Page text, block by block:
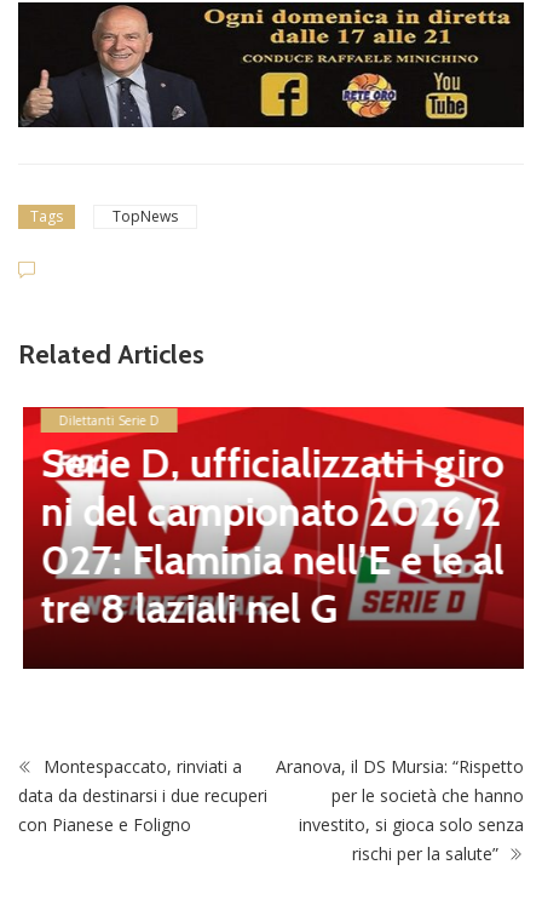
Tags TopNews
Related Articles
Dilettanti Serie D
Serie D, ufficializzati i giro
ni del campionato 2026/2
027: Flaminia nell’E e le al
tre 8 laziali nel G
Montespaccato, rinviati a
data da destinarsi i due recuperi
con Pianese e Foligno
Aranova, il DS Mursia: “Rispetto
per le società che hanno
investito, si gioca solo senza
rischi per la salute”